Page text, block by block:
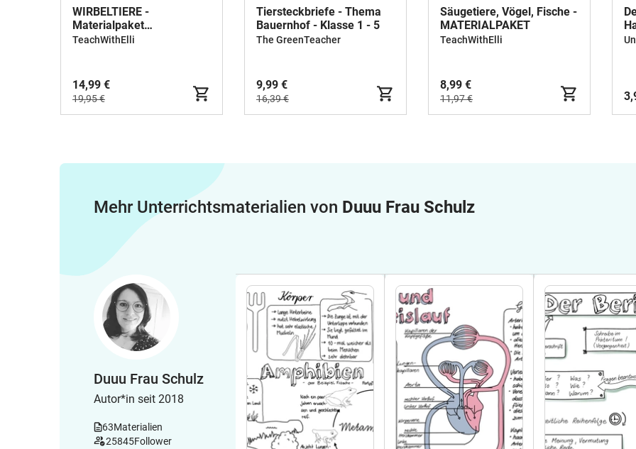
WIRBELTIERE -
Materialpaket
(Lerntheken)
TeachWithElli
14,99 €
19,95 €
Tiersteckbriefe - Thema
Bauernhof - Klasse 1 - 5
The GreenTeacher
9,99 €
16,39 €
Säugetiere, Vögel, Fische -
MATERIALPAKET
TeachWithElli
8,99 €
11,97 €
Mehr Unterrichtsmaterialien von Duuu Frau Schulz
Duuu Frau Schulz
Autor*in seit 2018
63Materialien
25845Follower